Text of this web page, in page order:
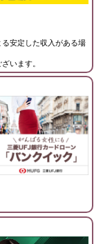
安定した収入がある場
います。